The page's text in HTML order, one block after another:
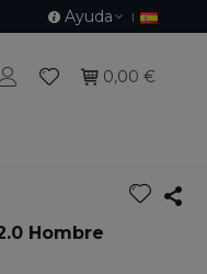
Ayuda
0,00 €
Hombre